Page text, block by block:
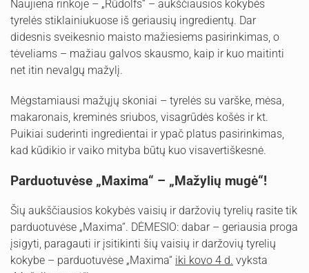
Naujiena rinkoje – „Rūdolfs“ – aukščiausios kokybės
tyrelės stiklainiukuose iš geriausių ingredientų. Dar
didesnis sveikesnio maisto mažiesiems pasirinkimas, o
tėveliams – mažiau galvos skausmo, kaip ir kuo maitinti
net itin nevalgų mažylį.
Mėgstamiausi mažųjų skoniai – tyrelės su varške, mėsa,
makaronais, kreminės sriubos, visagrūdės košės ir kt.
Puikiai suderinti ingredientai ir ypač platus pasirinkimas,
kad kūdikio ir vaiko mityba būtų kuo visavertiškesnė.
Parduotuvėse „Maxima“ – „Mažylių mugė“!
Šių aukščiausios kokybės vaisių ir daržovių tyrelių rasite tik
parduotuvėse „Maxima“. DĖMESIO: dabar – geriausia proga
įsigyti, paragauti ir įsitikinti šių vaisių ir daržovių tyrelių
kokybe – parduotuvėse „Maxima“ iki kovo 4 d. vyksta